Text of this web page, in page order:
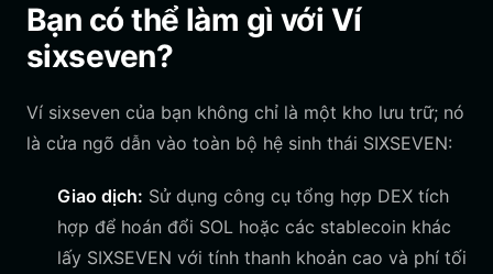
Bạn có thể làm gì với Ví
sixseven?
Ví sixseven của bạn không chỉ là một kho lưu trữ; nó
là cửa ngõ dẫn vào toàn bộ hệ sinh thái SIXSEVEN:
Giao dịch: Sử dụng công cụ tổng hợp DEX tích
hợp để hoán đổi SOL hoặc các stablecoin khác
lấy SIXSEVEN với tính thanh khoản cao và phí tối